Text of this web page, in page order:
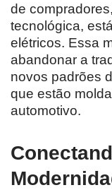
de
tecnológica,
elétricos. Essa
abandonar a
novos padrões
que estão
automotivo.